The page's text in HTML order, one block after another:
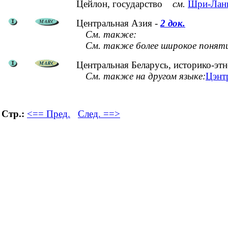
Цейлон, государство см. Шри-
Центральная Азия -2 док.
См. также:
См. также более широкое
Центральная Беларусь, историко-
См. также на другом языке:
Стр.: <== Пред. След. ==>